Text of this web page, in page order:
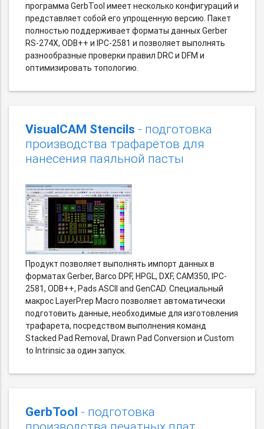
программа GerbTool имеет несколько конфигураций и
представляет собой его упрощенную версию. Пакет
полностью поддерживает форматы данных Gerber
RS-274X, ODB++ и IPC-2581 и позволяет выполнять
разнообразные проверки правил DRC и DFM и
оптимизировать топологию.
VisualCAM Stencils - подготовка
производства трафаретов для
нанесения паяльной пасты
Продукт позволяет выполнять импорт данных в
форматах Gerber, Barco DPF, HPGL, DXF, CAM350, IPC-
2581, ODB++, Pads ASCII and GenCAD. Специальный
макрос LayerPrep Macro позволяет автоматически
подготовить данные, необходимые для изготовления
трафарета, посредством выполнения команд
Stacked Pad Removal, Drawn Pad Conversion и Custom
to Intrinsic за один запуск.
GerbTool - подготовка